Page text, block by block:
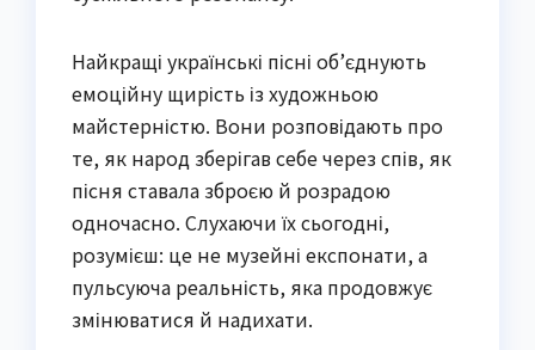
Найкращі українські пісні об’єднують
емоційну щирість із художньою
майстерністю. Вони розповідають про
те, як народ зберігав себе через спів, як
пісня ставала зброєю й розрадою
одночасно. Слухаючи їх сьогодні,
розумієш: це не музейні експонати, а
пульсуюча реальність, яка продовжує
змінюватися й надихати.